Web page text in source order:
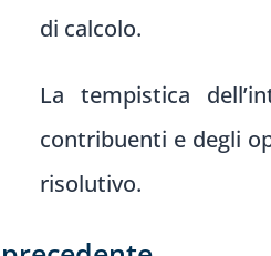
di calcolo.
La tempistica
contribuenti e degli
risolutivo.